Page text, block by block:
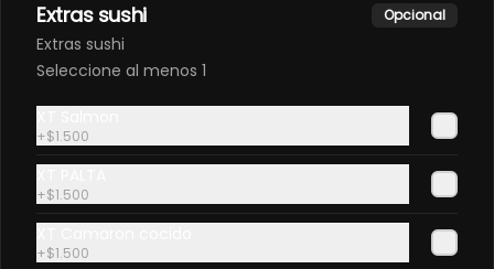
Extras sushi Opcional
Extras sushi
Seleccione al menos 1
+$1.500
+$1.500
+$1.500